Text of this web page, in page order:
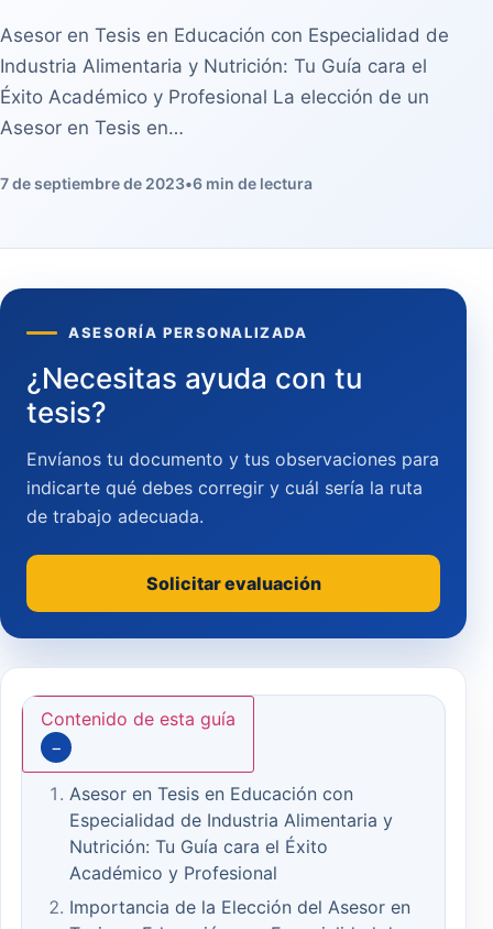
Asesor en Tesis en Educación con Especialidad de
Industria Alimentaria y Nutrición: Tu Guía cara el
Éxito Académico y Profesional La elección de un
Asesor en Tesis en…
7 de septiembre de 2023•6 min de lectura
Contenido de esta guía
−
Asesor en Tesis en Educación con
Especialidad de Industria Alimentaria y
Nutrición: Tu Guía cara el Éxito
Académico y Profesional
Importancia de la Elección del Asesor en
ASESORÍA PERSONALIZADA
¿Necesitas ayuda con tu
tesis?
Envíanos tu documento y tus observaciones para
indicarte qué debes corregir y cuál sería la ruta
de trabajo adecuada.
Solicitar evaluación